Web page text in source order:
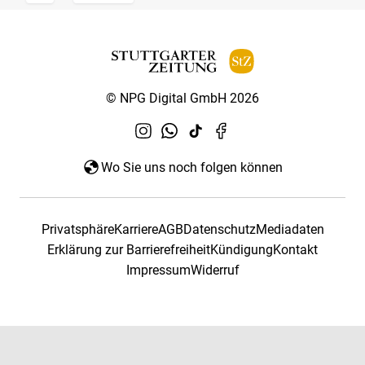
© NPG Digital GmbH 2026
Wo Sie uns noch folgen können
PrivatsphäreKarriereAGBDatenschutzMediadaten
Erklärung zur BarrierefreiheitKündigungKontakt
ImpressumWiderruf